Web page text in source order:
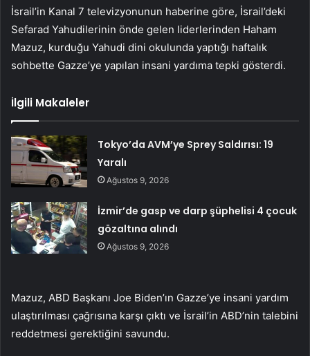
İsrail’in Kanal 7 televizyonunun haberine göre, İsrail’deki
Sefarad Yahudilerinin önde gelen liderlerinden Haham
Mazuz, kurduğu Yahudi dini okulunda yaptığı haftalık
sohbette Gazze’ye yapılan insani yardıma tepki gösterdi.
İlgili Makaleler
Tokyo’da AVM’ye Sprey Saldırısı: 19
Yaralı
Ağustos 9, 2026
İzmir’de gasp ve darp şüphelisi 4 çocuk
gözaltına alındı
Ağustos 9, 2026
Mazuz, ABD Başkanı Joe Biden’ın Gazze’ye insani yardım
ulaştırılması çağrısına karşı çıktı ve İsrail’in ABD’nin talebini
reddetmesi gerektiğini savundu.